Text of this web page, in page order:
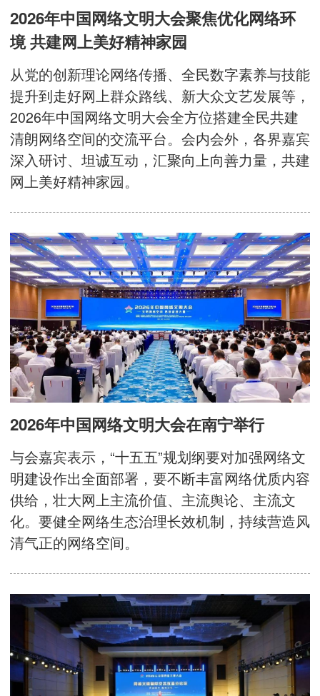
2026年中国网络文明大会聚焦优化网络环
境 共建网上美好精神家园
从党的创新理论网络传播、全民数字素养与技能
提升到走好网上群众路线、新大众文艺发展等，
2026年中国网络文明大会全方位搭建全民共建
清朗网络空间的交流平台。会内会外，各界嘉宾
深入研讨、坦诚互动，汇聚向上向善力量，共建
网上美好精神家园。
2026年中国网络文明大会在南宁举行
与会嘉宾表示，“十五五”规划纲要对加强网络文
明建设作出全面部署，要不断丰富网络优质内容
供给，壮大网上主流价值、主流舆论、主流文
化。要健全网络生态治理长效机制，持续营造风
清气正的网络空间。